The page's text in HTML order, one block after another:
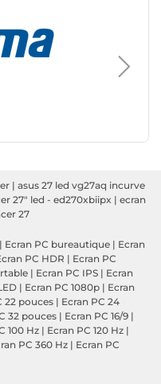
Ecran
ASUS
| asus 27 led vg27aq incurve
27" led - ed270xbiipx | ecran
27
| Ecran PC bureautique | Ecran
PC HDR | Ecran PC
| Ecran PC IPS | Ecran
| Ecran PC 1080p | Ecran
22 pouces | Ecran PC 24
32 pouces | Ecran PC 16/9 |
100 Hz | Ecran PC 120 Hz |
PC 360 Hz | Ecran PC